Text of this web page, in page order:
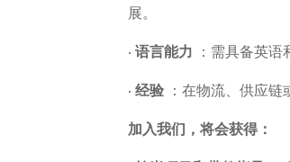
展。
· 语言能力 ：需具备英语
· 经验 ：在物流、供应链
加入我们，将会获得：